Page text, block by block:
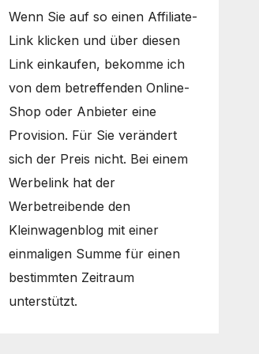
Wenn Sie auf so einen Affiliate-
Link klicken und über diesen
Link einkaufen, bekomme ich
von dem betreffenden Online-
Shop oder Anbieter eine
Provision. Für Sie verändert
sich der Preis nicht. Bei einem
Werbelink hat der
Werbetreibende den
Kleinwagenblog mit einer
einmaligen Summe für einen
bestimmten Zeitraum
unterstützt.